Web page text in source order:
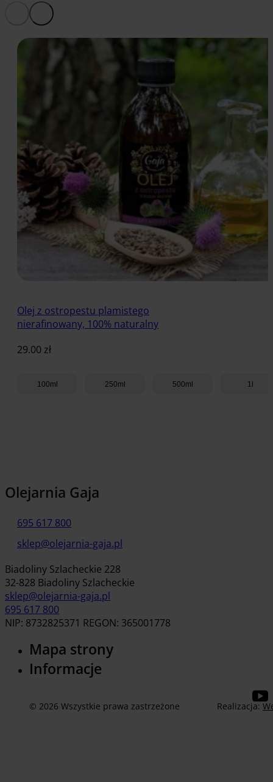
Olej z ostropestu plamistego
nierafinowany, 100% naturalny
29.00 zł
100ml 250ml 500ml 1l
Olejarnia Gaja
695 617 800
sklep@olejarnia-gaja.pl
Biadoliny Szlacheckie 228
32-828 Biadoliny Szlacheckie
sklep@olejarnia-gaja.pl
695 617 800
NIP: 8732825371 REGON: 365001778
Mapa strony
Informacje
© 2026 Wszystkie prawa zastrzeżone Realizacja: